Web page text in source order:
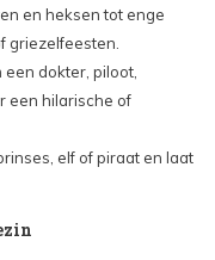
en heksen tot enge
griezelfeesten.
een dokter, piloot,
een hilarische of
elf of piraat en laat